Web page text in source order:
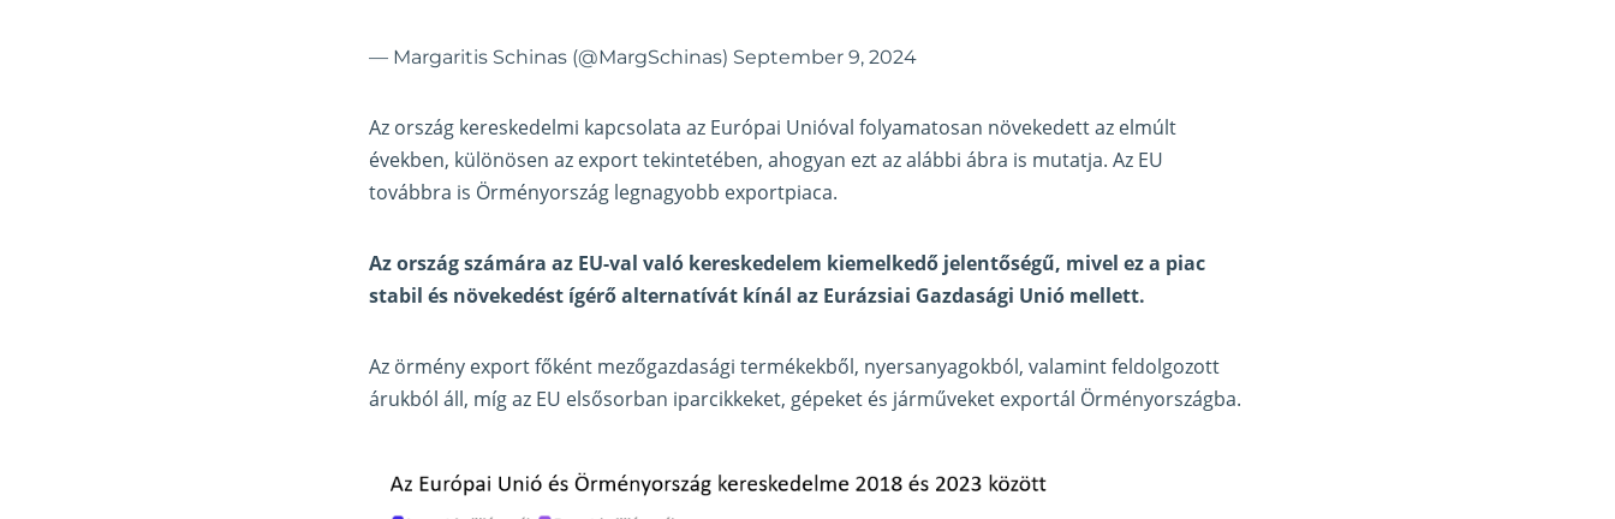
— Margaritis Schinas (@MargSchinas) September 9, 2024
Az ország kereskedelmi kapcsolata az Európai Unióval folyamatosan növekedett az elmúlt
években, különösen az export tekintetében, ahogyan ezt az alábbi ábra is mutatja. Az EU
továbbra is Örményország legnagyobb exportpiaca.
Az ország számára az EU-val való kereskedelem kiemelkedő jelentőségű, mivel ez a piac
stabil és növekedést ígérő alternatívát kínál az Eurázsiai Gazdasági Unió mellett.
Az örmény export főként mezőgazdasági termékekből, nyersanyagokból, valamint feldolgozott
árukból áll, míg az EU elsősorban iparcikkeket, gépeket és járműveket exportál Örményországba.